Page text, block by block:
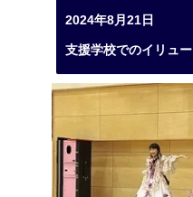
2024年8月21日
支援学校でのイリュ